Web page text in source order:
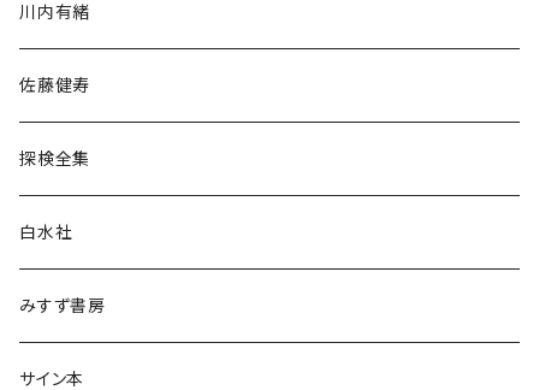
民族・風習
言語・ことば
川内有緒
佐藤健寿
探検全集
白水社
みすず書房
サイン本